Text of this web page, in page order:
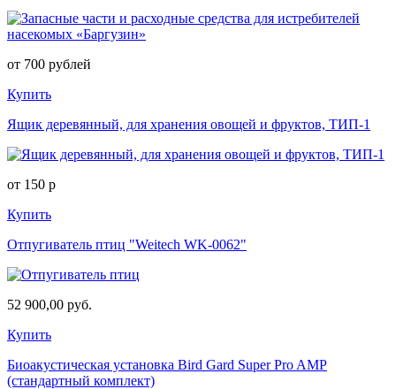
от 700 рублей
Купить
Ящик деревянный, для хранения овощей и фруктов, ТИП-1
от 150 р
Купить
Отпугиватель птиц "Weitech WK-0062"
52 900,00 руб.
Купить
Биоакустическая установка Bird Gard Super Pro AMP
(стандартный комплект)